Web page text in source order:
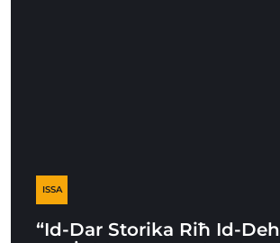
ISSA
“Id-Dar Storika Riħ Id-